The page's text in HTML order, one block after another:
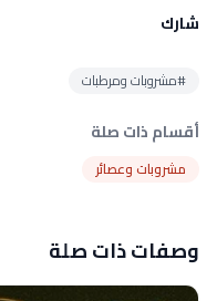
شارك
#مشروبات ومرطبات
أقسام ذات صلة
مشروبات وعصائر
وصفات ذات صلة